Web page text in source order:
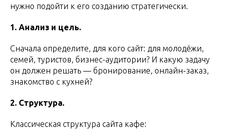
нужно подойти к его созданию стратегически.
1. Анализ и цель.
Сначала определите, для кого сайт: для молодёжи,
семей, туристов, бизнес-аудитории? И какую задачу
он должен решать — бронирование, онлайн-заказ,
знакомство с кухней?
2. Структура.
Классическая структура сайта кафе: